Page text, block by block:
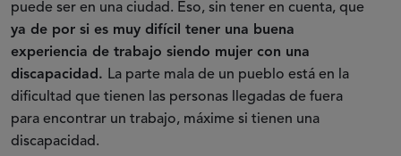
puede ser en una ciudad. Eso, sin tener en cuenta, que
ya de por si es muy difícil tener una buena
experiencia de trabajo siendo mujer con una
discapacidad. La parte mala de un pueblo está en la
dificultad que tienen las personas llegadas de fuera
para encontrar un trabajo, máxime si tienen una
discapacidad.